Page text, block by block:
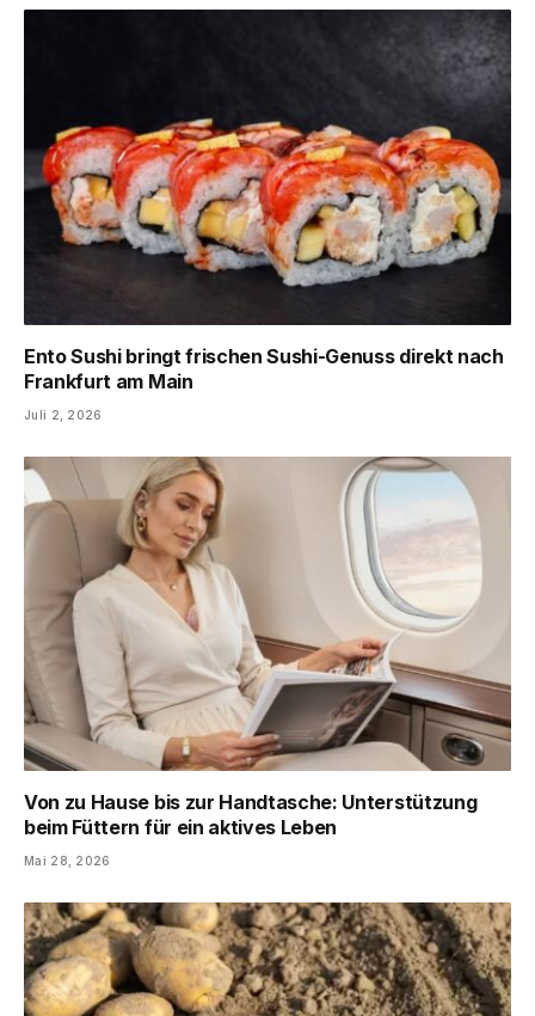
Ento Sushi bringt frischen Sushi-Genuss direkt nach
Frankfurt am Main
Juli 2, 2026
Von zu Hause bis zur Handtasche: Unterstützung
beim Füttern für ein aktives Leben
Mai 28, 2026